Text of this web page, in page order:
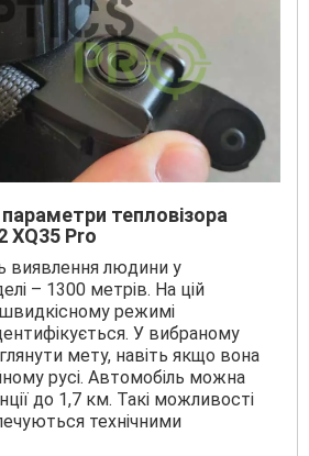
параметри тепловізора
XQ35 Pro
виявлення людини у
– 1300 метрів. На цій
режимі
У вибраному
мету, навіть якщо вона
русі. Автомобіль можна
до 1,7 км. Такі можливості
технічними